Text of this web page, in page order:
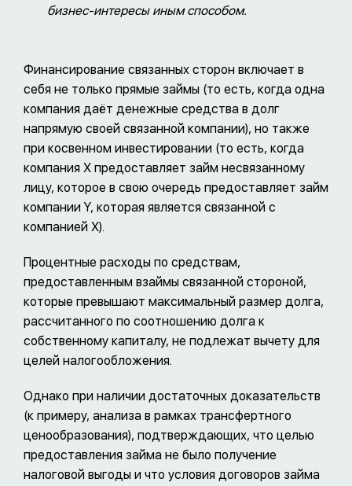
бизнес-интересы иным способом.
Финансирование связанных сторон включает в
себя не только прямые займы (то есть, когда одна
компания даёт денежные средства в долг
напрямую своей связанной компании), но также
при косвенном инвестировании (то есть, когда
компания Х предоставляет займ несвязанному
лицу, которое в свою очередь предоставляет займ
компании Y, которая является связанной с
компанией X).
Процентные расходы по средствам,
предоставленным взаймы связанной стороной,
которые превышают максимальный размер долга,
рассчитанного по соотношению долга к
собственному капиталу, не подлежат вычету для
целей налогообложения.
Однако при наличии достаточных доказательств
(к примеру, анализа в рамках трансфертного
ценообразования), подтверждающих, что целью
предоставления займа не было получение
налоговой выгоды и что условия договоров займа